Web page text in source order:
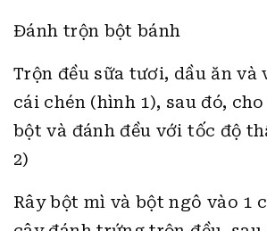
Đánh trộn bột bánh
Trộn đều sữa tươi, dầu ăn và
cái chén (hình 1), sau đó,
bột và đánh đều với tốc độ
2)
Rây bột mì và bột ngô vào 1